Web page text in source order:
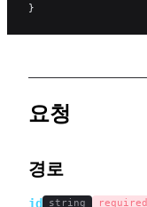
}
요청
경로
id string required